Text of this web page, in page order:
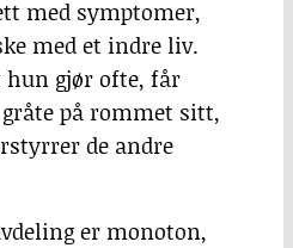
med symptomer,
med et indre liv.
gjør ofte, får
på rommet sitt,
de andre
er monoton,